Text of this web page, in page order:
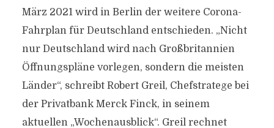
März 2021 wird in Berlin der weitere Corona-
Fahrplan für Deutschland entschieden. „Nicht
nur Deutschland wird nach Großbritannien
Öffnungspläne vorlegen, sondern die meisten
Länder“, schreibt Robert Greil, Chefstratege bei
der Privatbank Merck Finck, in seinem
aktuellen „Wochenausblick“. Greil rechnet